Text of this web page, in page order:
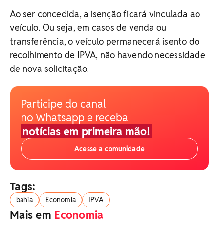
Ao ser concedida, a isenção ficará vinculada ao
veículo. Ou seja, em casos de venda ou
transferência, o veículo permanecerá isento do
recolhimento de IPVA, não havendo necessidade
de nova solicitação.
Participe do canal
no Whatsapp e receba
notícias em primeira mão!
Acesse a comunidade
Tags:
bahia Economia IPVA
Mais em Economia